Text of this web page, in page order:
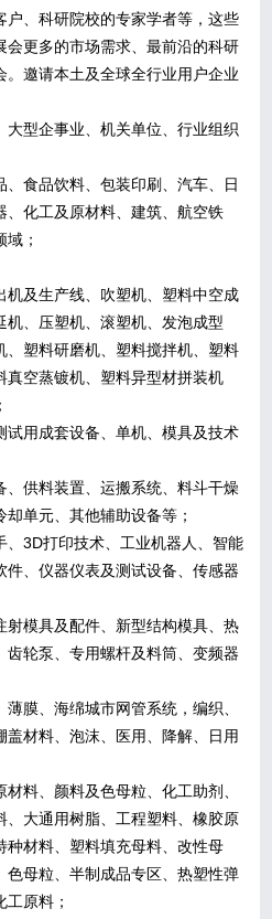
户、科研院校的专家学者等，这些
会更多的市场需求、最前沿的科研
邀请本土及全球全行业用户企业
大型企事业、机关单位、行业组织
食品饮料、包装印刷、汽车、日
、化工及原材料、建筑、航空铁
；
机及生产线、吹塑机、塑料中空成
、压塑机、滚塑机、发泡成型
、塑料研磨机、塑料搅拌机、塑料
真空蒸镀机、塑料异型材拼装机
试用成套设备、单机、模具及技术
供料装置、运搬系统、料斗干燥
单元、其他辅助设备等；
、3D打印技术、工业机器人、智能
、仪器仪表及测试设备、传感器
射模具及配件、新型结构模具、热
轮泵、专用螺杆及料筒、变频器
膜、海绵城市网管系统，编织、
盖材料、泡沫、医用、降解、日用
料、颜料及色母粒、化工助剂、
、大通用树脂、工程塑料、橡胶原
种材料、塑料填充母料、改性母
色母粒、半制成品专区、热塑性弹
原料；